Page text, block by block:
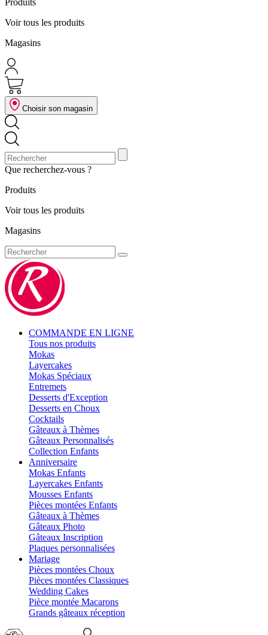
Produits
Voir tous les produits
Magasins
Choisir son magasin
Que recherchez-vous ?
Produits
Voir tous les produits
Magasins
COMMANDE EN LIGNE
Tous nos produits
Mokas
Layercakes
Mokas Spéciaux
Entremets
Desserts d'Exception
Desserts en Choux
Cocktails
Gâteaux à Thèmes
Gâteaux Personnalisés
Collection Enfants
Anniversaire
Mokas Enfants
Layercakes Enfants
Mousses Enfants
Pièces montées Enfants
Gâteaux à Thèmes
Gâteaux Photo
Gâteaux Inscription
Plaques personnalisées
Mariage
Pièces montées Choux
Pièces montées Classiques
Wedding Cakes
Pièce montée Macarons
Grands gâteaux réception